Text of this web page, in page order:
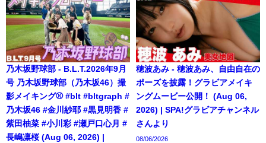
乃木坂野球部 - B.L.T.2026年9月
号 乃木坂野球部（乃木坂46）撮
影メイキング⚾️ #blt #bltgraph #
乃木坂46 #金川紗耶 #黒見明香 #
紫田柚菜 #小川彩 #瀬戸口心月 #
長嶋凛桜 (Aug 06, 2026) |
穂波あみ - 穂波あみ、自由自在の
ポーズを披露！グラビアメイキ
ングムービー公開！ (Aug 06,
2026) | SPA!グラビアチャンネル
さんより
08/06/2026